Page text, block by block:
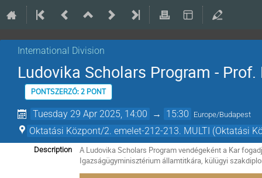
International Division
Ludovika Scholars Program -
PONTSZERZŐ: 2 PONT
Tuesday 29 Apr 2025, 14:00 → 15:30 Europe/Budapest
Oktatási Központ/2. emelet-212-213. MULTI (Oktatási
Description
A Ludovika Scholars Program vendégeként a Kar
Igazságügyminisztérium államtitkára, külügyi